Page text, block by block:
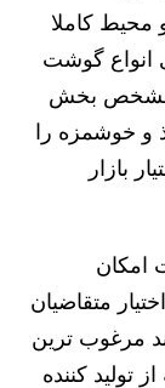
کاملا
انواع گوشت
و مشخص بخش
و خوشمزه را
بازار
امکان
متقاضیان
مرغوب ترین
تولید کننده